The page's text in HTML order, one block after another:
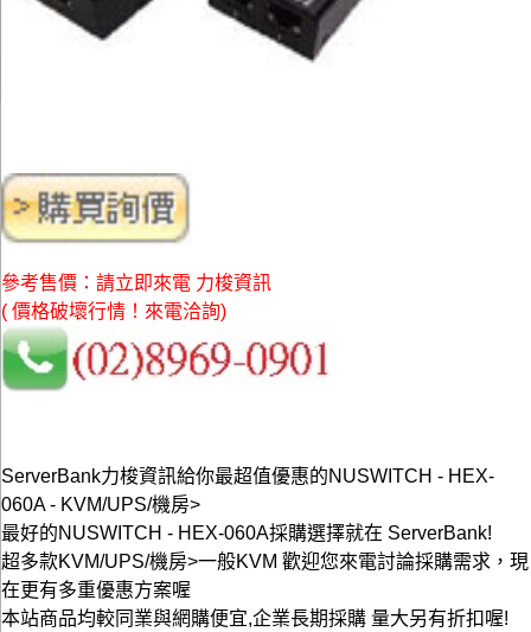
參考售價：請立即來電 力梭資訊
( 價格破壞行情！來電洽詢)
ServerBank力梭資訊給你最超值優惠的NUSWITCH - HEX-
060A - KVM/UPS/機房>
最好的NUSWITCH - HEX-060A採購選擇就在 ServerBank!
超多款KVM/UPS/機房>一般KVM 歡迎您來電討論採購需求，現
在更有多重優惠方案喔
本站商品均較同業與網購便宜,企業長期採購 量大另有折扣喔!